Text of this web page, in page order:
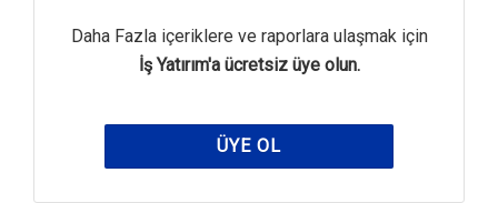
Daha Fazla içeriklere ve raporlara ulaşmak için
İş Yatırım'a ücretsiz üye olun.
ÜYE OL